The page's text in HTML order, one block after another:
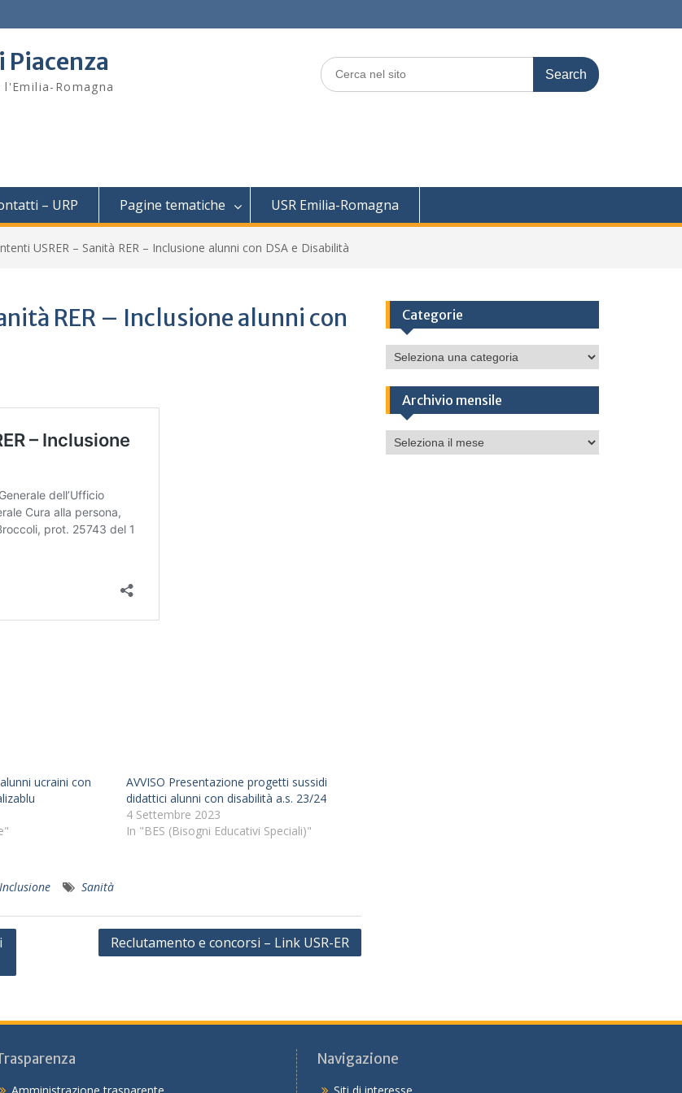
Piacenza
Romagna
Search
for:
– URP Pagine tematiche USR Emilia-Romagna
USRER – Sanità RER – Inclusione alunni con DSA e Disabilità
RER – Inclusione alunni con
ucraini con
AVVISO Presentazione progetti sussidi
didattici alunni con disabilità a.s. 23/24
4 Settembre 2023
In "BES (Bisogni Educativi Speciali)"
Inclusione Sanità
Reclutamento e concorsi – Link USR-ER
Categorie
Categorie
Archivio mensile
Archivio
mensile
Navigazione